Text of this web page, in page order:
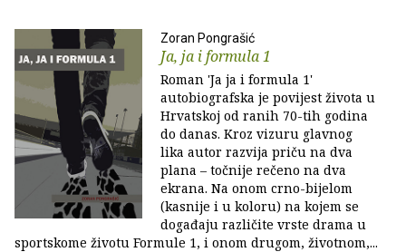
Zoran Pongrašić
Ja, ja i formula 1
Roman 'Ja ja i formula 1'
autobiografska je povijest života u
Hrvatskoj od ranih 70-tih godina
do danas. Kroz vizuru glavnog
lika autor razvija priču na dva
plana – točnije rečeno na dva
ekrana. Na onom crno-bijelom
(kasnije i u koloru) na kojem se
događaju različite vrste drama u
sportskome životu Formule 1, i onom drugom, životnom,...